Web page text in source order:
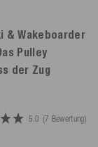
& Wakeboarder
Pulley
der Zug
5.0 (7 Bewertung)